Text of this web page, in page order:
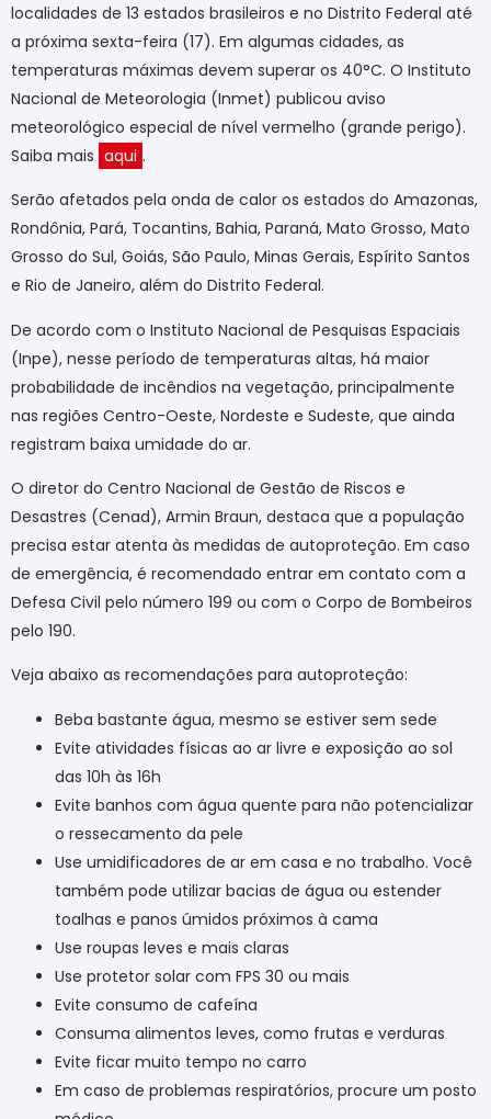
localidades de 13 estados brasileiros e no Distrito Federal até
a próxima sexta-feira (17). Em algumas cidades, as
temperaturas máximas devem superar os 40°C. O Instituto
Nacional de Meteorologia (Inmet) publicou aviso
meteorológico especial de nível vermelho (grande perigo).
Saiba mais aqui .
Serão afetados pela onda de calor os estados do Amazonas,
Rondônia, Pará, Tocantins, Bahia, Paraná, Mato Grosso, Mato
Grosso do Sul, Goiás, São Paulo, Minas Gerais, Espírito Santos
e Rio de Janeiro, além do Distrito Federal.
De acordo com o Instituto Nacional de Pesquisas Espaciais
(Inpe), nesse período de temperaturas altas, há maior
probabilidade de incêndios na vegetação, principalmente
nas regiões Centro-Oeste, Nordeste e Sudeste, que ainda
registram baixa umidade do ar.
O diretor do Centro Nacional de Gestão de Riscos e
Desastres (Cenad), Armin Braun, destaca que a população
precisa estar atenta às medidas de autoproteção. Em caso
de emergência, é recomendado entrar em contato com a
Defesa Civil pelo número 199 ou com o Corpo de Bombeiros
pelo 190.
Veja abaixo as recomendações para autoproteção:
Beba bastante água, mesmo se estiver sem sede
Evite atividades físicas ao ar livre e exposição ao sol
das 10h às 16h
Evite banhos com água quente para não potencializar
o ressecamento da pele
Use umidificadores de ar em casa e no trabalho. Você
também pode utilizar bacias de água ou estender
toalhas e panos úmidos próximos à cama
Use roupas leves e mais claras
Use protetor solar com FPS 30 ou mais
Evite consumo de cafeína
Consuma alimentos leves, como frutas e verduras
Evite ficar muito tempo no carro
Em caso de problemas respiratórios, procure um posto